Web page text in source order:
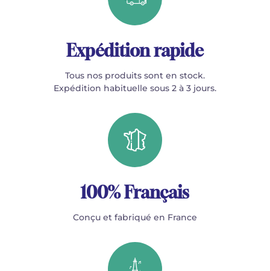
Expédition rapide
Tous nos produits sont en stock.
Expédition habituelle sous 2 à 3 jours.
100% Français
Conçu et fabriqué en France